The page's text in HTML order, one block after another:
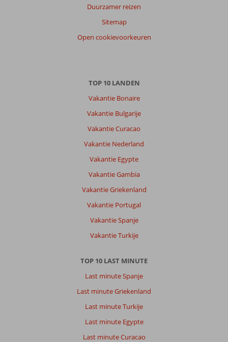
Duurzamer reizen
Sitemap
Open cookievoorkeuren
TOP 10 LANDEN
Vakantie Bonaire
Vakantie Bulgarije
Vakantie Curacao
Vakantie Nederland
Vakantie Egypte
Vakantie Gambia
Vakantie Griekenland
Vakantie Portugal
Vakantie Spanje
Vakantie Turkije
TOP 10 LAST MINUTE
Last minute Spanje
Last minute Griekenland
Last minute Turkije
Last minute Egypte
Last minute Curacao